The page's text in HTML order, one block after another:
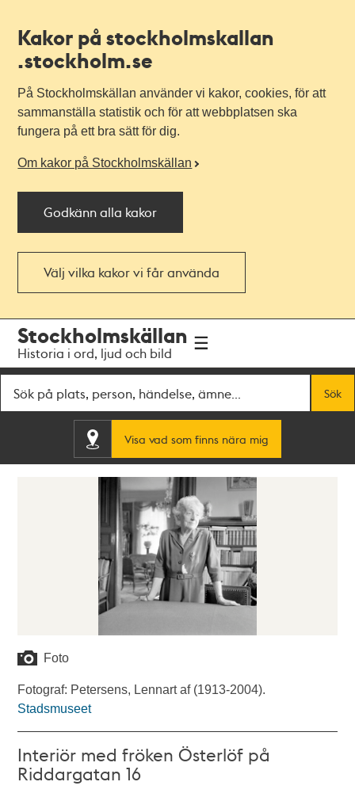
Kakor på stockholmskallan
.stockholm.se
På Stockholmskällan använder vi kakor, cookies, för att
sammanställa statistik och för att webbplatsen ska
fungera på ett bra sätt för dig.
Om kakor på Stockholmskällan
Godkänn alla kakor
Välj vilka kakor vi får använda
navigationen
huvudinnehållet
Stockholmskällan
Historia i ord, ljud och bild
Sök
Visa vad som finns nära mig
Foto
Fotograf: Petersens, Lennart af (1913-2004).
Stadsmuseet
Interiör med fröken Österlöf på
Riddargatan 16